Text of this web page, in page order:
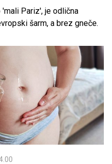
Pariz', je odlična
šarm, a brez gneče.